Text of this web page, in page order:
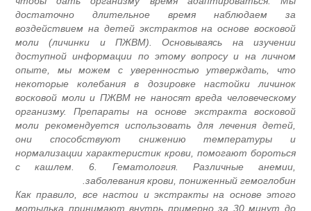
достаточно длительное время наблюдаем за
воздействием на детей экстрактов на основе восковой
моли (личинки и ПЖВМ). Основываясь на изучении
доступной информации по этому вопросу и на личном
опыте, мы можем с уверенностью утверждать, что
некоторые колебания в дозировке настойки личинок
восковой моли и ПЖВМ не наносят вреда человеческому
организму. Препараты на основе экстракта восковой
моли рекомендуется использовать для лечения детей,
они способствуют снижению температуры и
нормализации характеристик крови, помогают бороться
с кашлем. 6. Гематология. Различные анемии,
заболевания крови, пониженный гемоглобин.
Как правило, все настои и экстракты на основе этого
мотылька принимают внутрь примерно за 30 минут до